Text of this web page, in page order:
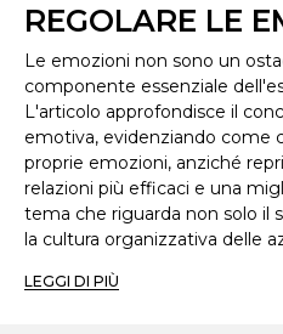
REGOLARE LE
Le emozioni non sono un
componente essenziale
L'articolo approfondisce il
emotiva, evidenziando come
proprie emozioni, anziché
relazioni più efficaci e una
tema che riguarda non solo il
la cultura organizzativa delle
LEGGI DI PIÙ